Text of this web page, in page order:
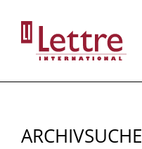
Inhalt
ARCHIVSUCHE